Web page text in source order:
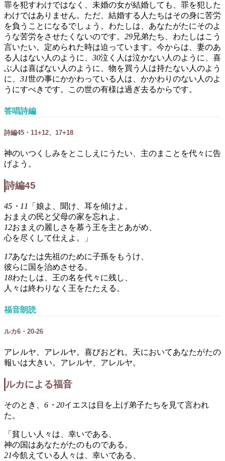
罪を犯すわけではなく、未婚の女が結婚しても、罪を犯した
わけではありません。ただ、結婚する人たちはその身に苦労
を負うことになるでしょう。わたしは、あなたがたにそのよ
うな苦労をさせたくないのです。 29兄弟たち、わたしはこう
言いたい。定められた時は迫っています。今からは、妻のあ
る人はない人のように、 30泣く人は泣かない人のように、喜
ぶ人は喜ばない人のように、物を買う人は持たない人のよう
に、 31世の事にかかわっている人は、かかわりのない人のよ
うにすべきです。この世の有様は過ぎ去るからです。
答唱詩編
詩編45・11+12、17+18
神のいつくしみをとこしえにうたい、主のまことを代々に告
げよう。
詩編45
45・11 「娘よ、聞け、耳を傾けよ。
おまえの民と父母の家を忘れよ。
12おまえの麗しさを慕う王を主とあがめ、
心を尽くして仕えよ。」
17あなたは先祖のために子孫をもうけ、
彼らに国を治めさせる。
18わたしは、王の名を代々に残し、
人々は終わりなく王をたたえる。
福音朗読
ルカ6・20-26
アレルヤ、アレルヤ。喜びおどれ。天においてあなたがたの
報いは大きい。アレルヤ、アレルヤ。
ルカによる福音
そのとき、 6・20イエスは目を上げ弟子たちを見て言われ
た。
「貧しい人々は、幸いである、
神の国はあなたがたのものである。
21今飢えている人々は、幸いである、